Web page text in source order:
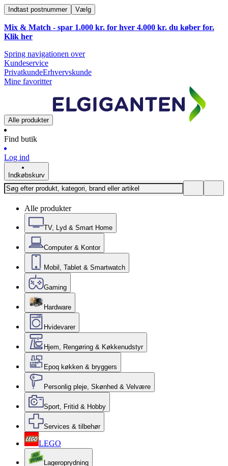
Indtast postnummer Vælg
Mix & Match - spar 1.000 kr. for hver 4.000 kr. du køber for.
Klik her
Spring navigationen over
Kundeservice
PrivatkundeErhvervskunde
Mine favoritter
Alle produkter
Find butik
Log ind
Indkøbskurv
Alle produkter
TV, Lyd & Smart Home
Computer & Kontor
Mobil, Tablet & Smartwatch
Gaming
Hardware
Hvidevarer
Hjem, Rengøring & Køkkenudstyr
Epoq køkken & bryggers
Personlig pleje, Skønhed & Velvære
Sport, Fritid & Hobby
Services & tilbehør
LEGO
Lageroprydning